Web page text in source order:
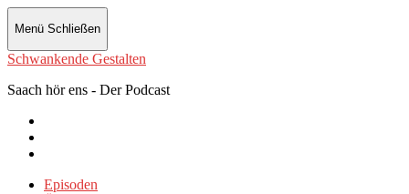
Menü Schließen
Schwankende Gestalten
Saach hör ens - Der Podcast
Episoden